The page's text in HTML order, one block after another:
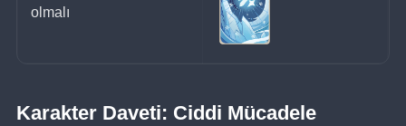
olmalı
Karakter Daveti: Ciddi Mücadele